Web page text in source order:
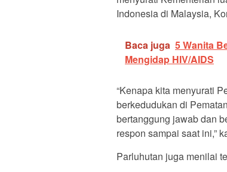
Indonesia di Malaysia,
Baca juga 5 Wanita
Mengidap HIV/AIDS
“Kenapa kita menyurati
berkedudukan di
bertanggung jawab dan
respon sampai saat ini,”
Parluhutan juga menilai